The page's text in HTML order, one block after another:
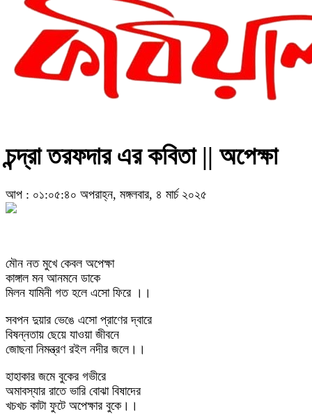
চন্দ্রা তরফদার এর কবিতা || অপেক্ষা
আপ : ০১:০৫:৪০ অপরাহ্ন, মঙ্গলবার, ৪ মার্চ ২০২৫
মৌন নত মুখে কেবল অপেক্ষা
কাঙ্গাল মন আনমনে ডাকে
মিলন যামিনী গত হলে এসো ফিরে ।।
সবপন দুয়ার ভেঙে এসো প্রাণের দ্বারে
বিষন্নতায় ছেয়ে যাওয়া জীবনে
জোছনা নিমন্ত্রণ রইল নদীর জলে।।
হাহাকার জমে বুকের গভীরে
অমাবস্যার রাতে ভারি বোঝা বিষাদের
খচখচ কাটা ফুটে অপেক্ষার বুকে।।